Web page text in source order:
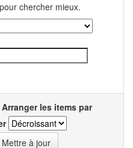
chercher mieux.
Arranger les items par